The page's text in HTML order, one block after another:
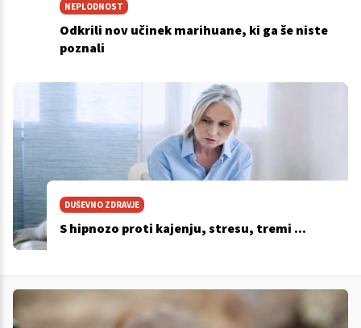
NEPLODNOST
Odkrili nov učinek marihuane, ki ga še niste
poznali
DUŠEVNO ZDRAVJE
S hipnozo proti kajenju, stresu, tremi ...